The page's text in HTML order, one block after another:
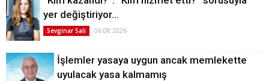
yer değiştiriyor…
Sevginar Sali 06.08.2026
İşlemler yasaya uygun ancak memlekette
uyulacak yasa kalmamış